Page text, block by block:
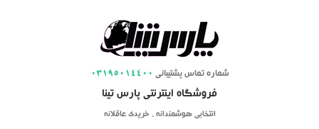
03195014400 شماره تماس پشتیبانی
فروشگاه اینترنتی پارس تینا
انتخابی هوشمندانه ، خریدی عاقلانه